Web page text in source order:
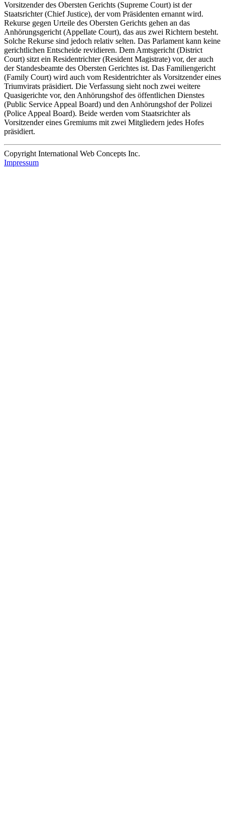
Vorsitzender des Obersten Gerichts (Supreme Court) ist der
Staatsrichter (Chief Justice), der vom Präsidenten ernannt wird.
Rekurse gegen Urteile des Obersten Gerichts gehen an das
Anhörungsgericht (Appellate Court), das aus zwei Richtern besteht.
Solche Rekurse sind jedoch relativ selten. Das Parlament kann keine
gerichtlichen Entscheide revidieren. Dem Amtsgericht (District
Court) sitzt ein Residentrichter (Resident Magistrate) vor, der auch
der Standesbeamte des Obersten Gerichtes ist. Das Familiengericht
(Family Court) wird auch vom Residentrichter als Vorsitzender eines
Triumvirats präsidiert. Die Verfassung sieht noch zwei weitere
Quasigerichte vor, den Anhörungshof des öffentlichen Dienstes
(Public Service Appeal Board) und den Anhörungshof der Polizei
(Police Appeal Board). Beide werden vom Staatsrichter als
Vorsitzender eines Gremiums mit zwei Mitgliedern jedes Hofes
präsidiert.
Copyright International Web Concepts Inc.
Impressum